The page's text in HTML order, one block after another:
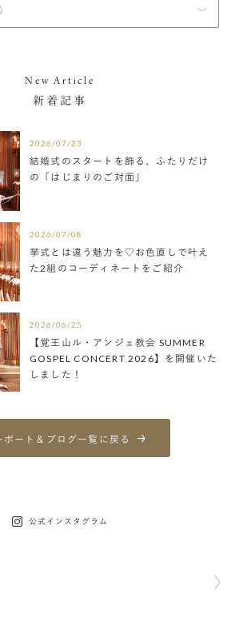
New Article
新着記事
2026/07/23
結婚式のスタートを飾る、ふたりだけ
の「はじまりのご対面」
2026/07/08
挙式とは違う魅力を♡お色直しで叶え
た2組のコーディネートをご紹介
2026/06/25
【覚王山ル・アンジェ教会 SUMMER
GOSPEL CONCERT 2026】を開催いた
しました！
ポート＆ブログ一覧に戻る
公式インスタグラム